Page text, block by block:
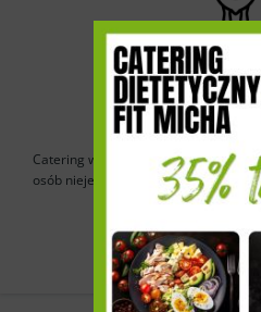
Catering wegetariański Vege jest
osób niejedzących mięsa....